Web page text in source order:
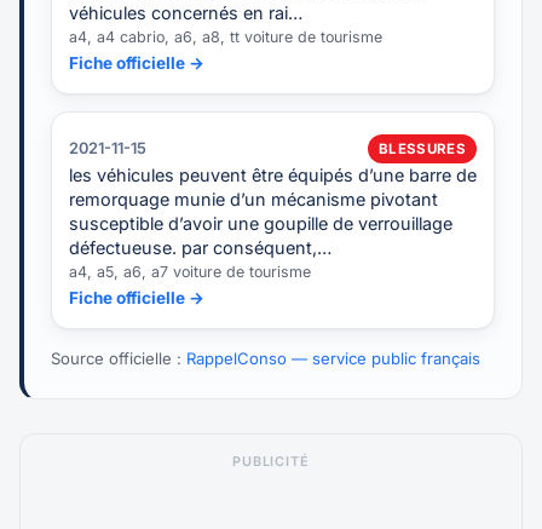
véhicules concernés en rai…
a4, a4 cabrio, a6, a8, tt voiture de tourisme
Fiche officielle →
2021-11-15 BLESSURES
les véhicules peuvent être équipés d’une barre de
remorquage munie d’un mécanisme pivotant
susceptible d’avoir une goupille de verrouillage
défectueuse. par conséquent,…
a4, a5, a6, a7 voiture de tourisme
Fiche officielle →
Source officielle : RappelConso — service public français
PUBLICITÉ